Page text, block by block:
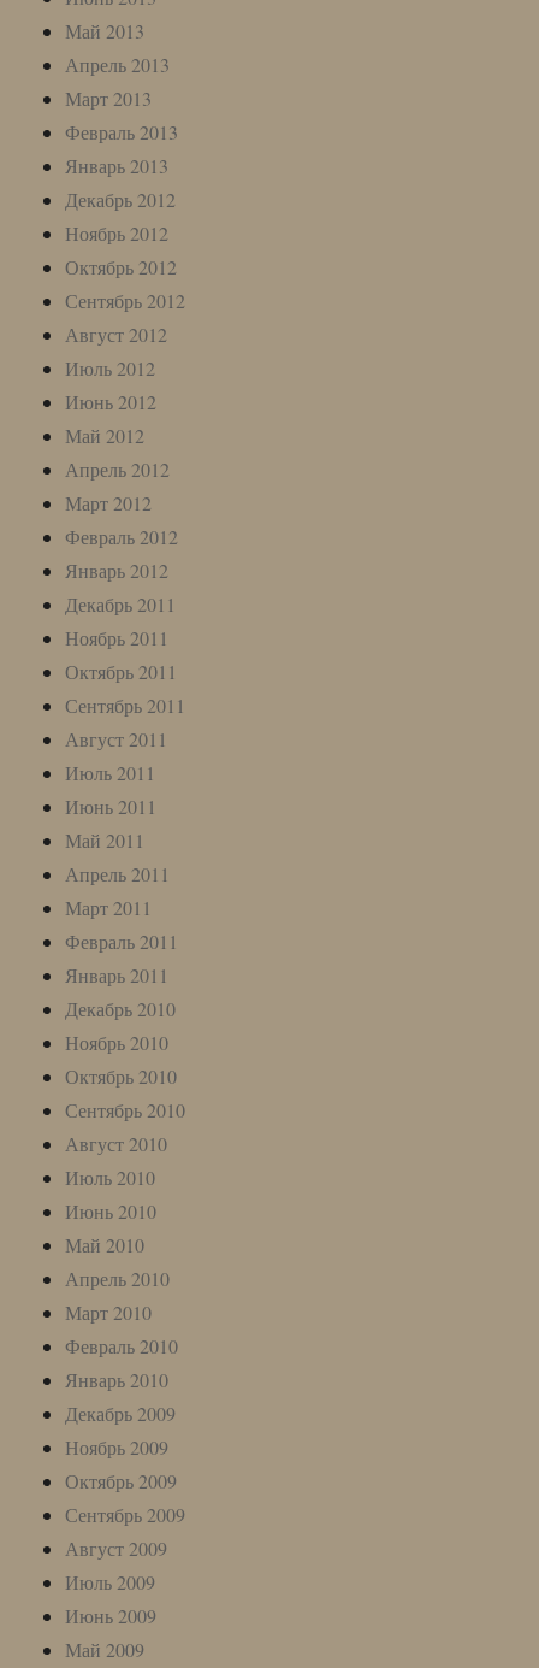
Май 2013
Апрель 2013
Март 2013
Февраль 2013
Январь 2013
Декабрь 2012
Ноябрь 2012
Октябрь 2012
Сентябрь 2012
Август 2012
Июль 2012
Июнь 2012
Май 2012
Апрель 2012
Март 2012
Февраль 2012
Январь 2012
Декабрь 2011
Ноябрь 2011
Октябрь 2011
Сентябрь 2011
Август 2011
Июль 2011
Июнь 2011
Май 2011
Апрель 2011
Март 2011
Февраль 2011
Январь 2011
Декабрь 2010
Ноябрь 2010
Октябрь 2010
Сентябрь 2010
Август 2010
Июль 2010
Июнь 2010
Май 2010
Апрель 2010
Март 2010
Февраль 2010
Январь 2010
Декабрь 2009
Ноябрь 2009
Октябрь 2009
Сентябрь 2009
Август 2009
Июль 2009
Июнь 2009
Май 2009